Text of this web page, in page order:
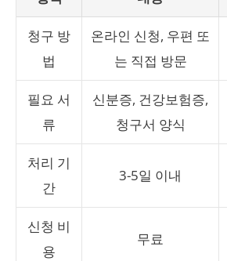
청구 방
법
온라인 신청, 우편 또
는 직접 방문
필요 서
류
신분증, 건강보험증,
청구서 양식
처리 기
간
3-5일 이내
신청 비
용
무료